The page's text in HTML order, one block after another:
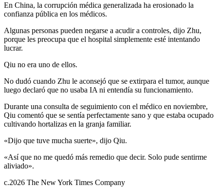
En China, la corrupción médica generalizada ha erosionado la
confianza pública en los médicos.
Algunas personas pueden negarse a acudir a controles, dijo Zhu,
porque les preocupa que el hospital simplemente esté intentando
lucrar.
Qiu no era uno de ellos.
No dudó cuando Zhu le aconsejó que se extirpara el tumor, aunque
luego declaró que no usaba IA ni entendía su funcionamiento.
Durante una consulta de seguimiento con el médico en noviembre,
Qiu comentó que se sentía perfectamente sano y que estaba ocupado
cultivando hortalizas en la granja familiar.
«Dijo que tuve mucha suerte», dijo Qiu.
«Así que no me quedó más remedio que decir. Solo pude sentirme
aliviado».
c.2026 The New York Times Company